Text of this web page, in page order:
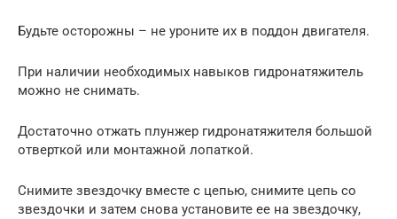
Будьте осторожны – не уроните их в поддон двигателя.
При наличии необходимых навыков гидронатяжитель
можно не снимать.
Достаточно отжать плунжер гидронатяжителя большой
отверткой или монтажной лопаткой.
Снимите звездочку вместе с цепью, снимите цепь со
звездочки и затем снова установите ее на звездочку,